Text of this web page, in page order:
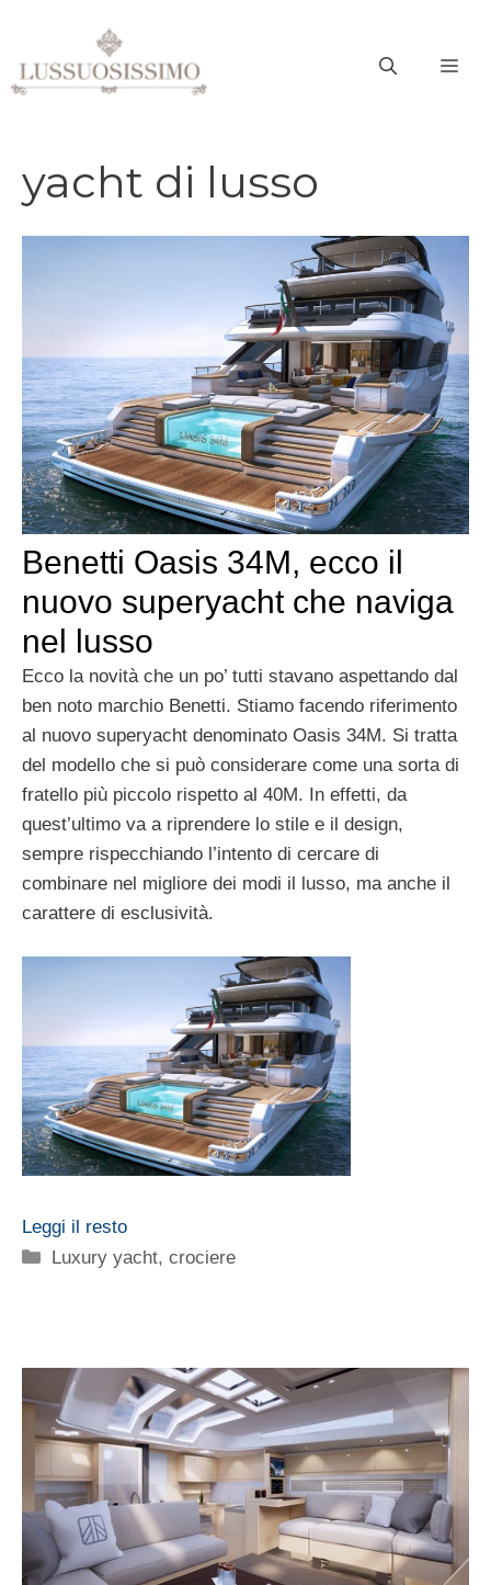
contenuto
yacht di lusso
Benetti Oasis 34M, ecco il
nuovo superyacht che naviga
nel lusso
Ecco la novità che un po’ tutti stavano aspettando dal
ben noto marchio Benetti. Stiamo facendo riferimento
al nuovo superyacht denominato Oasis 34M. Si tratta
del modello che si può considerare come una sorta di
fratello più piccolo rispetto al 40M. In effetti, da
quest’ultimo va a riprendere lo stile e il design,
sempre rispecchiando l’intento di cercare di
combinare nel migliore dei modi il lusso, ma anche il
carattere di esclusività.
Leggi il resto
Categorie
Luxury yacht, crociere